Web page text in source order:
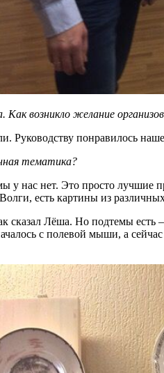
возникло желание
Руководству понравилось
тематика?
у нас нет. Это просто лучшие
есть картины из
сказал Лёша. Но подтемы
с полевой мыши, а